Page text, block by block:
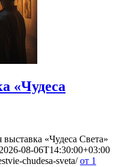
«Чудеса
«Чудеса Света»
2026-08-06T14:30:00+03:00
chudesa-sveta/ от 1